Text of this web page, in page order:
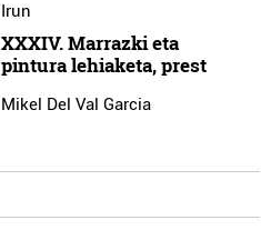
Irun
XXXIV. Marrazki eta
pintura lehiaketa, prest
Mikel Del Val Garcia